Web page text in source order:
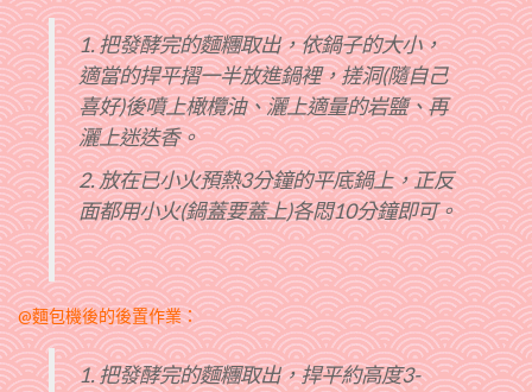
1. 把發酵完的麵糰取出，依鍋子的大小，
適當的捍平摺一半放進鍋裡，搓洞(隨自己
喜好)後噴上橄欖油、灑上適量的岩鹽、再
灑上迷迭香。
2. 放在已小火預熱3分鐘的平底鍋上，正反
面都用小火(鍋蓋要蓋上)各悶10分鐘即可。
@麵包機後的後置作業：
1. 把發酵完的麵糰取出，捍平約高度3-